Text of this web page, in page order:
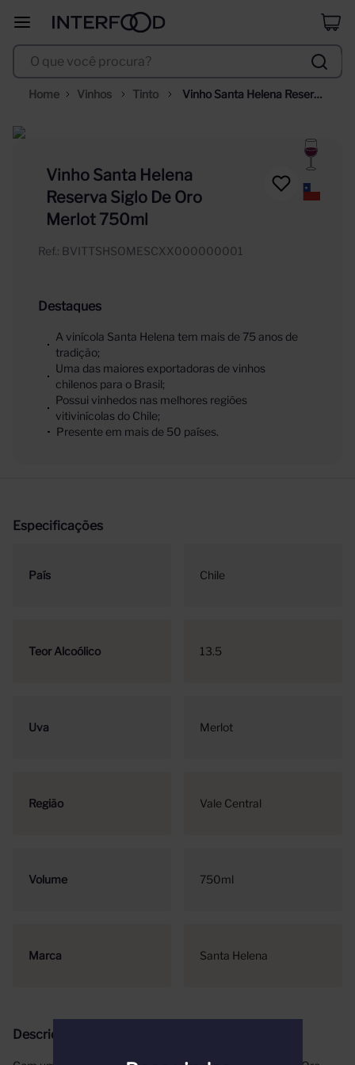
O que você procura?
Vinhos Tinto
Vinho Santa Helena Reserva
Vinho Santa Helena
Reserva Siglo De Oro
Merlot 750ml
Ref. : BVITTSHSOMESCXX000000001
Destaques
A vinícola Santa Helena tem mais de 75 anos de
tradição;
Uma das maiores exportadoras de vinhos
chilenos para o Brasil;
Possui vinhedos nas melhores regiões
vitivinícolas do Chile;
Presente em mais de 50 países.
Especificações
País Chile
Teor Alcoólico 13.5
Uva Merlot
Região Vale Central
Volume 750ml
Marca Santa Helena
Descrição
º selección
10ºcorpus astral